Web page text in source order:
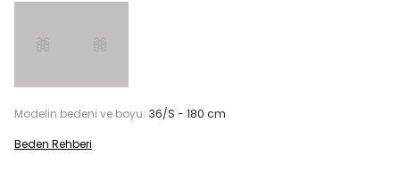
Modelin bedeni ve boyu: 36/S - 180 cm
Beden Rehberi